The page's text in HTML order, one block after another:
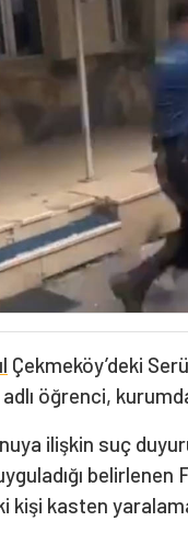
Çekmeköy’deki
adlı öğrenci,
ilişkin suç
kişi kasten